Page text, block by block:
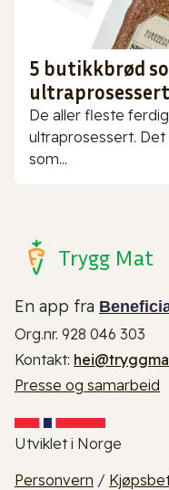
5 butikkbrød
ultraprosessert
De aller fleste
ultraprosessert. Det
som...
Trygg Mat
En app fra
Org.nr. 928 046 303
Kontakt:
Presse og samarbeid
Utviklet i Norge
Personvern /